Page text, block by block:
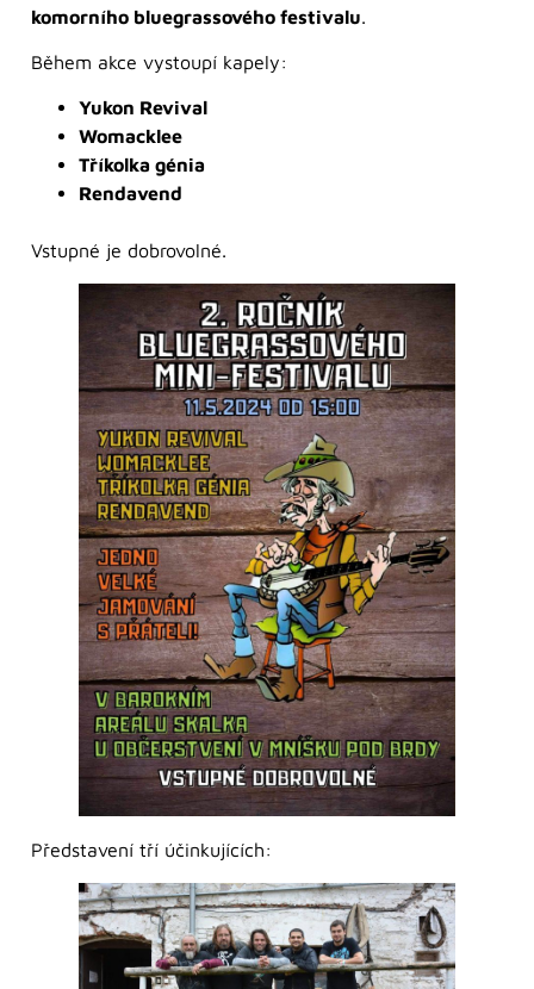
komorního bluegrassového festivalu.
Během akce vystoupí kapely:
Yukon Revival
Womacklee
Tříkolka génia
Rendavend
Vstupné je dobrovolné.
Představení tří účinkujících: